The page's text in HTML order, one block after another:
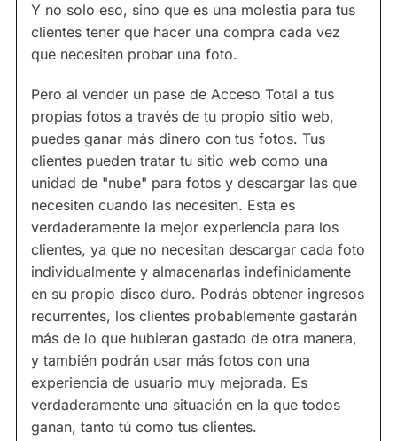
Y no solo eso, sino que es una molestia para tus
clientes tener que hacer una compra cada vez
que necesiten probar una foto.
Pero al vender un pase de Acceso Total a tus
propias fotos a través de tu propio sitio web,
puedes ganar más dinero con tus fotos. Tus
clientes pueden tratar tu sitio web como una
unidad de "nube" para fotos y descargar las que
necesiten cuando las necesiten. Esta es
verdaderamente la mejor experiencia para los
clientes, ya que no necesitan descargar cada foto
individualmente y almacenarlas indefinidamente
en su propio disco duro. Podrás obtener ingresos
recurrentes, los clientes probablemente gastarán
más de lo que hubieran gastado de otra manera,
y también podrán usar más fotos con una
experiencia de usuario muy mejorada. Es
verdaderamente una situación en la que todos
ganan, tanto tú como tus clientes.